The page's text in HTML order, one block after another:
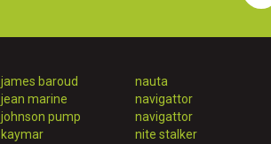
james baroud
jean marine
johnson pump
kaymar
nauta
navigattor
navigattor
nite stalker